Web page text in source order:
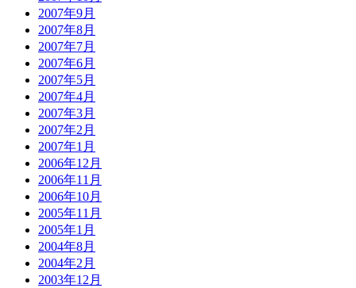
2007年9月
2007年8月
2007年7月
2007年6月
2007年5月
2007年4月
2007年3月
2007年2月
2007年1月
2006年12月
2006年11月
2006年10月
2005年11月
2005年1月
2004年8月
2004年2月
2003年12月